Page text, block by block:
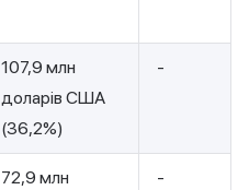
107,9 млн
доларів США
(36,2%)
-
72,9 млн
-